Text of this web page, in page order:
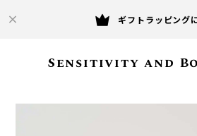
ギフトラッピング
Sensitivity and